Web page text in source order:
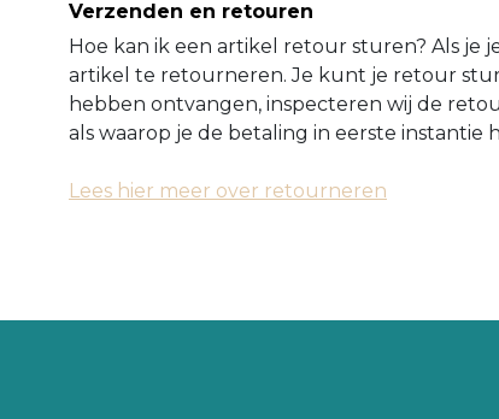
Verzenden en retouren
Hoe kan ik een artikel retour sturen? Als je
artikel te retourneren. Je kunt je retour
hebben ontvangen, inspecteren wij de
als waarop je de betaling in eerste
Lees hier meer over retourneren